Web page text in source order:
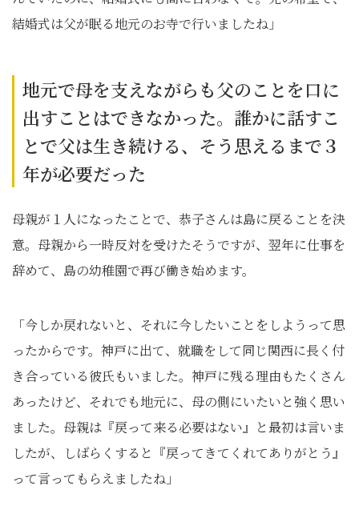
結婚式は父が眠る地元のお寺で行いましたね」
地元で母を支えながらも父のことを口に
出すことはできなかった。誰かに話すこ
とで父は生き続ける、そう思えるまで３
年が必要だった
母親が１人になったことで、恭子さんは島に戻ることを決
意。母親から一時反対を受けたそうですが、翌年に仕事を
辞めて、島の幼稚園で再び働き始めます。
「今しか戻れないと、それに今したいことをしようって思
ったからです。神戸に出て、就職をして同じ関西に長く付
き合っている彼氏もいました。神戸に残る理由もたくさん
あったけど、それでも地元に、母の側にいたいと強く思い
ました。母親は『戻って来る必要はない』と最初は言いま
したが、しばらくすると『戻ってきてくれてありがとう』
って言ってもらえましたね」